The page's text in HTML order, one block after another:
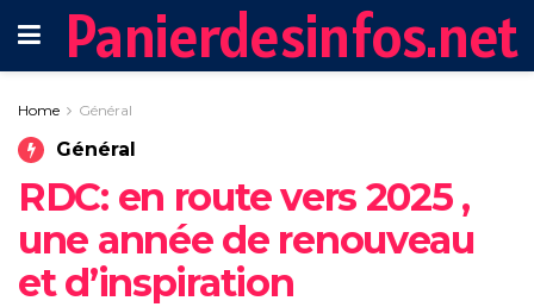
Panierdesinfos.net
Home Général
Général
RDC: en route vers 2025 ,
une année de renouveau
et d’inspiration